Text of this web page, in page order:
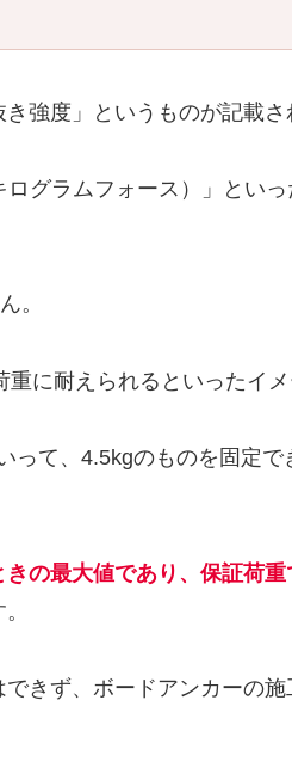
強度」というものが記載さ
グラムフォース）」とい
。
に耐えられるといったイメ
て、4.5kgのものを固定で
の最大値であり、保証荷
きず、ボードアンカーの